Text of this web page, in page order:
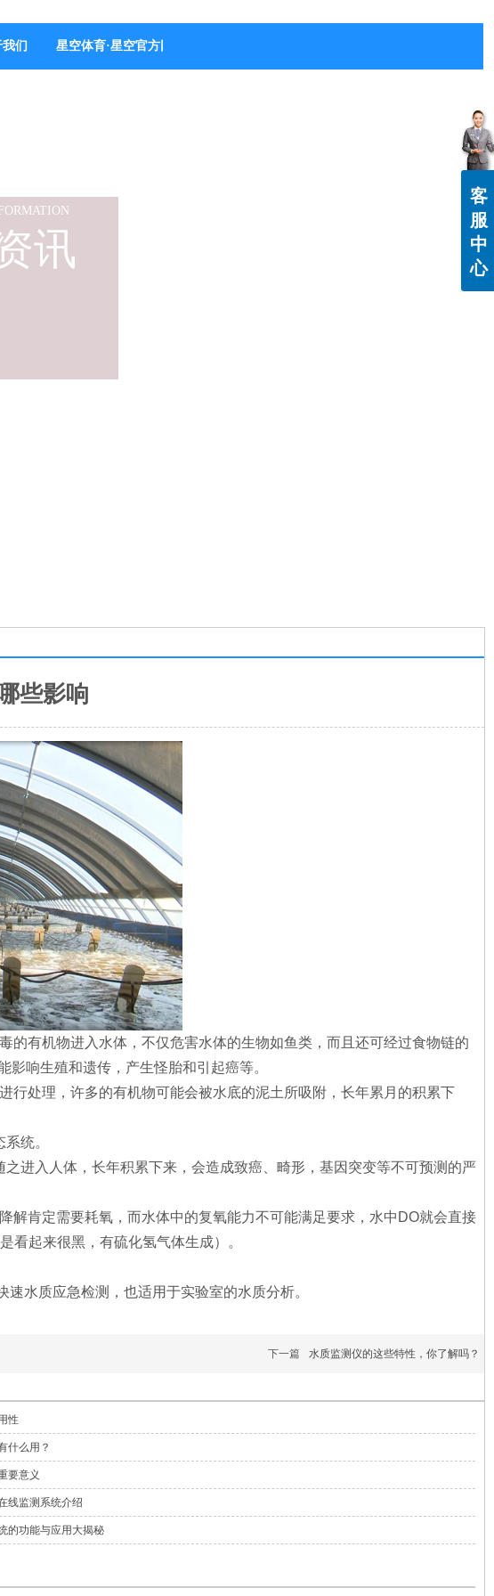
们 星空体育·星空官方网站-星空体育（中国）
讯
些影响
有机物进入水体，不仅危害水体的生物如鱼类，而且还可经过食物链的
响生殖和遗传，产生怪胎和引起癌等。
处理，许多的有机物可能会被水底的泥土所吸附，长年累月的积累下
统。
进入人体，长年积累下来，会造成致癌、畸形，基因突变等不可预测的严
肯定需要耗氧，而水体中的复氧能力不可能满足要求，水中DO就会直接
看起来很黑，有硫化氢气体生成）。
水质应急检测，也适用于实验室的水质分析。
下一篇 水质监测仪的这些特性，你了解吗？
性
什么用？
要意义
线监测系统介绍
的功能与应用大揭秘
客
服
中
心